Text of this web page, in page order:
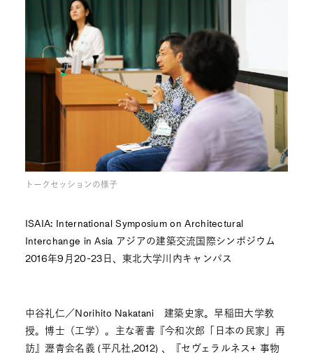
トークセッションの様子
ISAIA: International Symposium on Architectural
Interchange in Asia アジアの建築交流国際シンポジウム
2016年9月20-23日、東北大学川内キャンパス
中谷礼仁／Norihito Nakatani 建築史家。早稲田大学教
授。博士（工学）。主な著書『今和次郎「日本の民家」再
訪』瀝青会名義 (平凡社,2012) 、『セヴェラルネス+ 事物